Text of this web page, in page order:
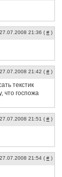
27.07.2008 21:36 ( # )
27.07.2008 21:42 ( # )
текстик
что госпожа
27.07.2008 21:51 ( # )
27.07.2008 21:54 ( # )